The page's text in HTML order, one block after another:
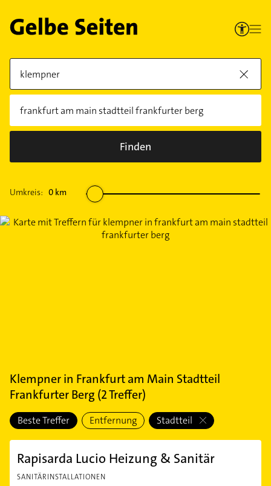
Finden
Umkreis: 0 km
Klempnerin Frankfurt am Main Stadtteil
Frankfurter Berg (2Treffer)
Beste Treffer Entfernung Stadtteil
Rapisarda Lucio Heizung & Sanitär
SANITÄRINSTALLATIONEN